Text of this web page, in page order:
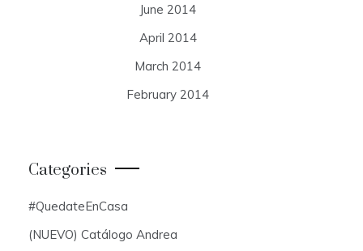
June 2014
April 2014
March 2014
February 2014
Categories
#QuedateEnCasa
(NUEVO) Catálogo Andrea